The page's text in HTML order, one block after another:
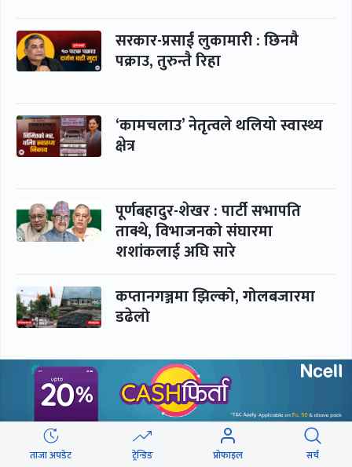
सरकार-प्रसाईं लुकामारी : छिनमै
पक्राउ, तुरुन्तै रिहा
‘कामचलाउ’ नेतृत्वले थलियो स्वास्थ्य
क्षेत्र
पूर्णबहादुर-शेखर : पार्टी सभापति
ताक्थे, विभाजनको संघारमा
शशांकलाई अघि सारे
कप्तानगञ्जमा झिल्को, गोलबजारमा
डढेलो
आकस्मिक कक्ष चिकित्सकमाथि
हातपातको ‘हटस्पट’
ताजा अपडेट ट्रेन्डिङ प्रोफाइल सर्च